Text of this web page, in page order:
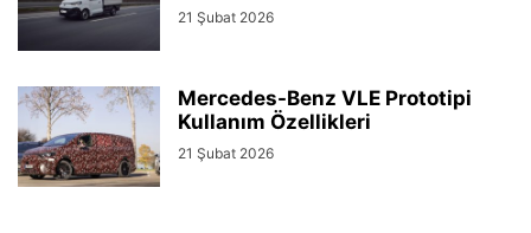
21 Şubat 2026
Mercedes-Benz VLE Prototipi
Kullanım Özellikleri
21 Şubat 2026